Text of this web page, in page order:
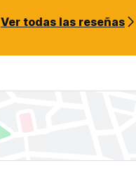
Ver todas las reseñas